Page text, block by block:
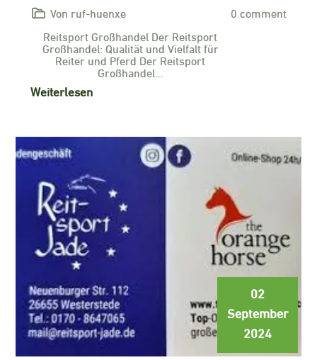
Von ruf-huenxe
0 comment
Reitsport Großhandel Der Reitsport
Großhandel: Qualität und Vielfalt für
Reiter und Pferd Der Reitsport
Großhandel…
Weiterlesen
02
September
2024